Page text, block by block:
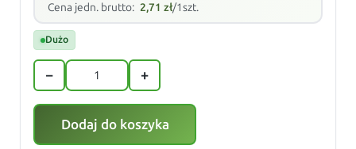
Cena jedn. brutto: 2,71zł/1szt.
Dużo
− +
Dodaj do koszyka